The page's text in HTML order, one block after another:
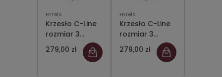
Entelo
Krzesło C-Line
rozmiar 3
siedzisko
pomarańczowy/stelaż
279,00 zł
Entelo
Krzesło C-Line
rozmiar 3
siedzisko
szary/stelaż
279,00 zł